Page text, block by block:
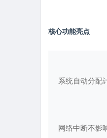
核心功能亮点
系统自动分配
网络中断不影